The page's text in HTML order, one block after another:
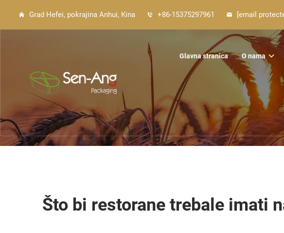
Grad Hefei, pokrajina Anhui, Kina +86-15375297961 [email
Glavna stranica O nama
Što bi restorane trebale imati